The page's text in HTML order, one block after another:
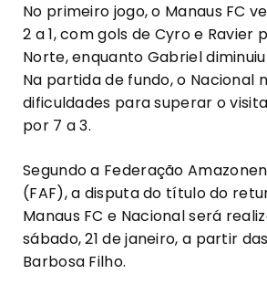
No primeiro jogo, o Manaus FC
2 a 1, com gols de Cyro e Ravier
Norte, enquanto Gabriel
Na partida de fundo, o Nacional
dificuldades para superar o
por 7 a 3.
Segundo a Federação
(FAF), a disputa do título do
Manaus FC e Nacional será
sábado, 21 de janeiro, a partir
Barbosa Filho.